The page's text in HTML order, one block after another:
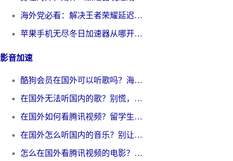
海外党必看：解决王者荣耀延迟的加速器终极指南——从EVE到猫和老鼠，一个工具全搞定
苹果手机无尽冬日加速器从哪开启？海外玩家的冬日生存指南
影音加速
酷狗会员在国外可以听歌吗？海外党亲测有效：3步解决音乐权限难题
在国外无法听国内的歌？别慌，这样操作就能畅听QQ音乐（附亲测加速器推荐）
在国外如何看腾讯视频？留学生亲测有效的回国加速方案
在国外怎么听国内的音乐？别让版权限制断了你的华语歌单
怎么在国外看腾讯视频的电影？海外党亲测有效的回国加速指南